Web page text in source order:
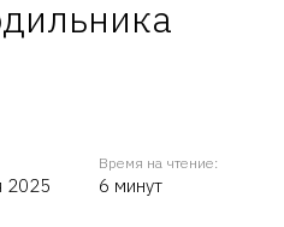
2025
Время на чтение:
6 минут